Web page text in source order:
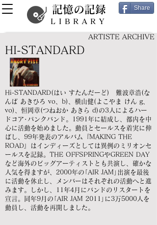
記憶の記録
LIBRARY
Share
HI-STANDARD
Hi-STANDARD(はい すたんだーど) 難波章浩(な
んば あきひろ vo、b)、横山健(よこやま けん g、
vo)、恒岡章(つねおか あきら d)の3人によるハー
ドコア･パンクバンド。1991年に結成し、都内を中
心に活動を始めました。動員とセールスを着実に伸
ばし、99年発表のアルバム『MAKING THE
ROAD』はインディーズとしては異例のミリオンセ
ールスを記録。THE OFFSPRINGやGREEN DAY
など海外のビッグアーティストとも共演し、確かな
人気を得ますが、2000年の｢AIR JAM｣出演を最後
に活動を休止し、メンバーはそれぞれの活動へと進
みます。しかし、11年4月にバンドのリスタートを
宣言。同年9月の｢AIR JAM 2011｣に3万5000人を
動員し、活動を再開しました。
ARTISTE ARCHIVE